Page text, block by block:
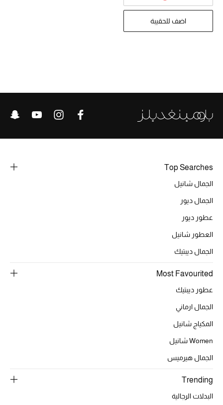
تشكيلة الأعراس
جميع الأحذية النسائية
جميع الإكسسورات النسائية
تسوقوا للنساء
الموسم الجديد
الحقائب النسائية
حقائب رجالية
حقائب الأطفال
اضف للحقيبة
Top Searches
الجمال شانيل
الجمال ديور
عطور ديور
العطور شانيل
الجمال ديبتيك
Most Favourited
عطور ديبتيك
الجمال ارماني
المكياج شانيل
Women شانيل
الجمال هيرميس
Trending
البدلات الرجالية